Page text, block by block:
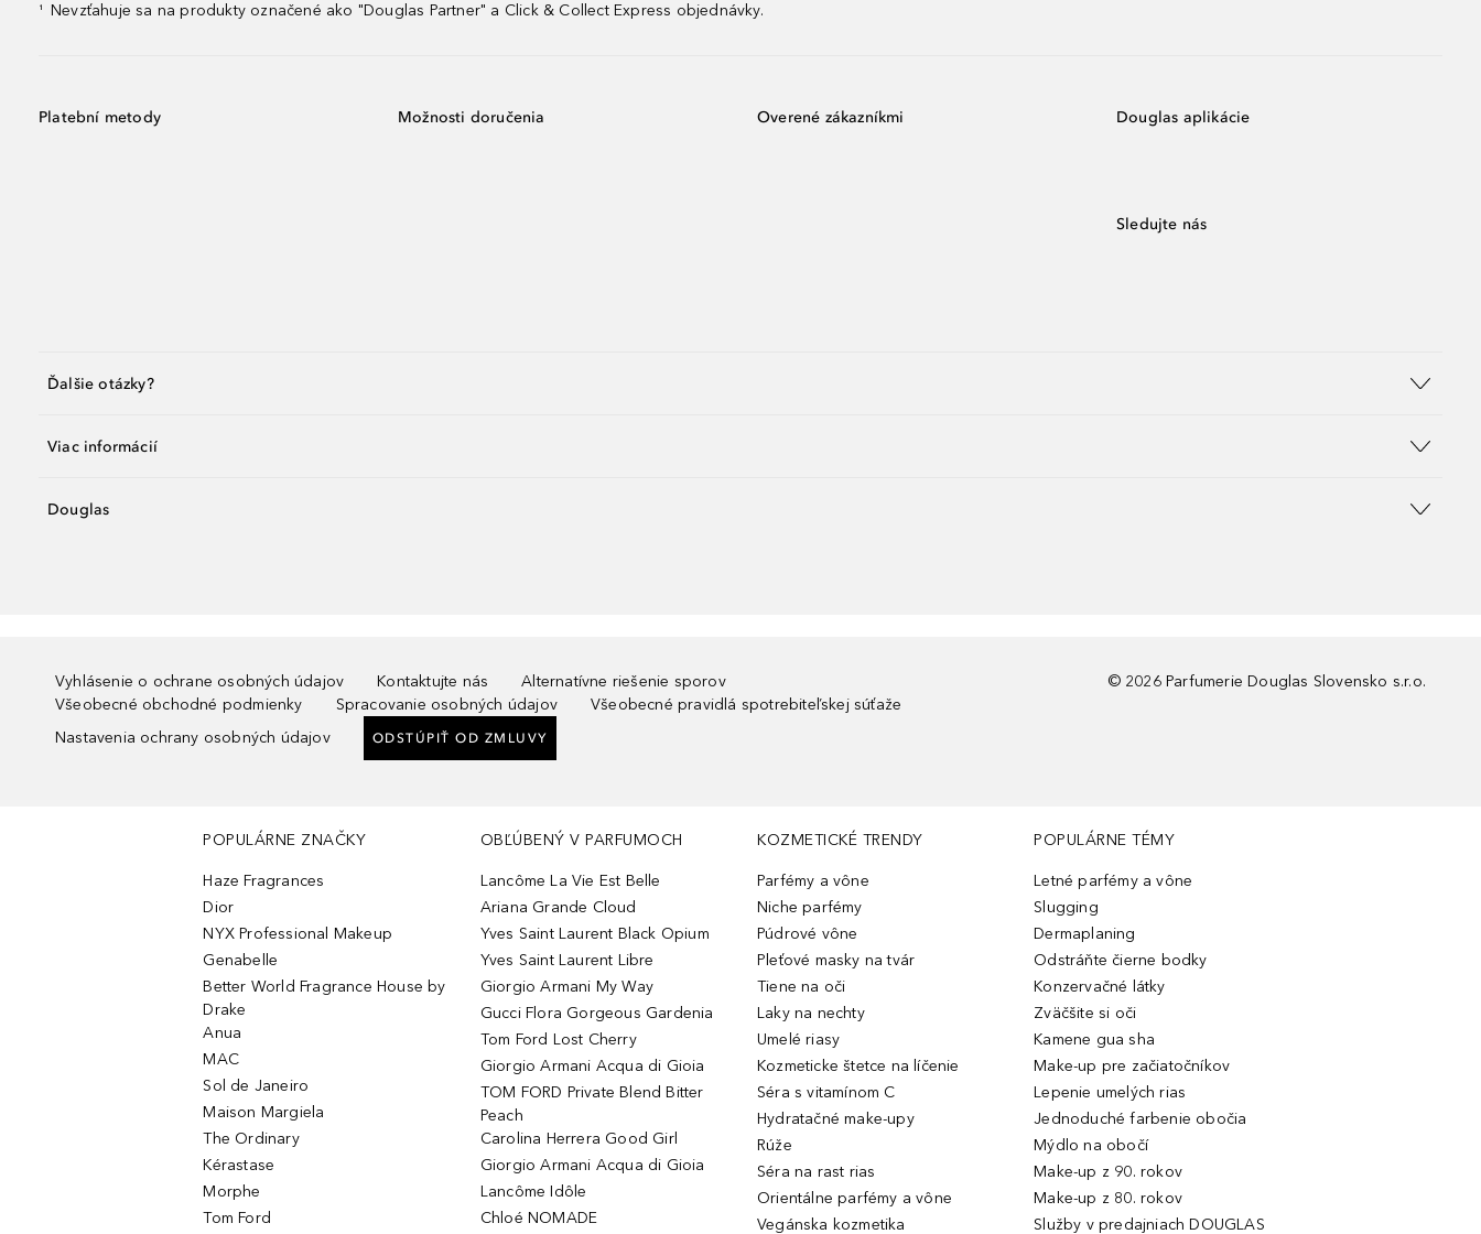
¹ Nevzťahuje sa na produkty označené ako "Douglas Partner" a Click & Collect Express objednávky.
Platební metody Možnosti doručenia Overené zákazníkmi Douglas aplikácie
Sledujte nás
Ďalšie otázky?
Viac informácií
Douglas
Vyhlásenie o ochrane osobných údajov Kontaktujte nás
Alternatívne riešenie sporov
Všeobecné obchodné podmienky
Spracovanie osobných údajov
Všeobecné pravidlá spotrebiteľskej súťaže
Nastavenia ochrany osobných údajov
ODSTÚPIŤ OD ZMLUVY
© 2026 Parfumerie Douglas Slovensko s.r.o.
POPULÁRNE ZNAČKY
Haze Fragrances
Dior
NYX Professional Makeup
Genabelle
Better World Fragrance House by
Drake
Anua
MAC
Sol de Janeiro
Maison Margiela
The Ordinary
Kérastase
Morphe
Tom Ford
OBĽÚBENÝ V PARFUMOCH
Lancôme La Vie Est Belle
Ariana Grande Cloud
Yves Saint Laurent Black Opium
Yves Saint Laurent Libre
Giorgio Armani My Way
Gucci Flora Gorgeous Gardenia
Tom Ford Lost Cherry
Giorgio Armani Acqua di Gioia
TOM FORD Private Blend Bitter
Peach
Carolina Herrera Good Girl
Giorgio Armani Acqua di Gioia
Lancôme Idôle
Chloé NOMADE
KOZMETICKÉ TRENDY
Parfémy a vône
Niche parfémy
Púdrové vône
Pleťové masky na tvár
Tiene na oči
Laky na nechty
Umelé riasy
Kozmeticke štetce na líčenie
Séra s vitamínom C
Hydratačné make-upy
Rúže
Séra na rast rias
Orientálne parfémy a vône
Vegánska kozmetika
POPULÁRNE TÉMY
Letné parfémy a vône
Slugging
Dermaplaning
Odstráňte čierne bodky
Konzervačné látky
Zväčšite si oči
Kamene gua sha
Make-up pre začiatočníkov
Lepenie umelých rias
Jednoduché farbenie obočia
Mýdlo na obočí
Make-up z 90. rokov
Make-up z 80. rokov
Služby v predajniach DOUGLAS